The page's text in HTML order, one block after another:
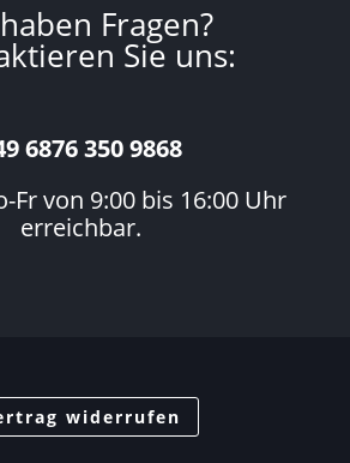
Fragen?
Sie uns:
6876 350 9868
Fr von 9:00 bis 16:00 Uhr
erreichbar.
widerrufen